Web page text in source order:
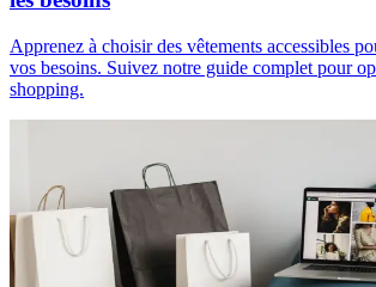
Apprenez à choisir des vêtements accessibles
vos besoins. Suivez notre guide complet pour
shopping.